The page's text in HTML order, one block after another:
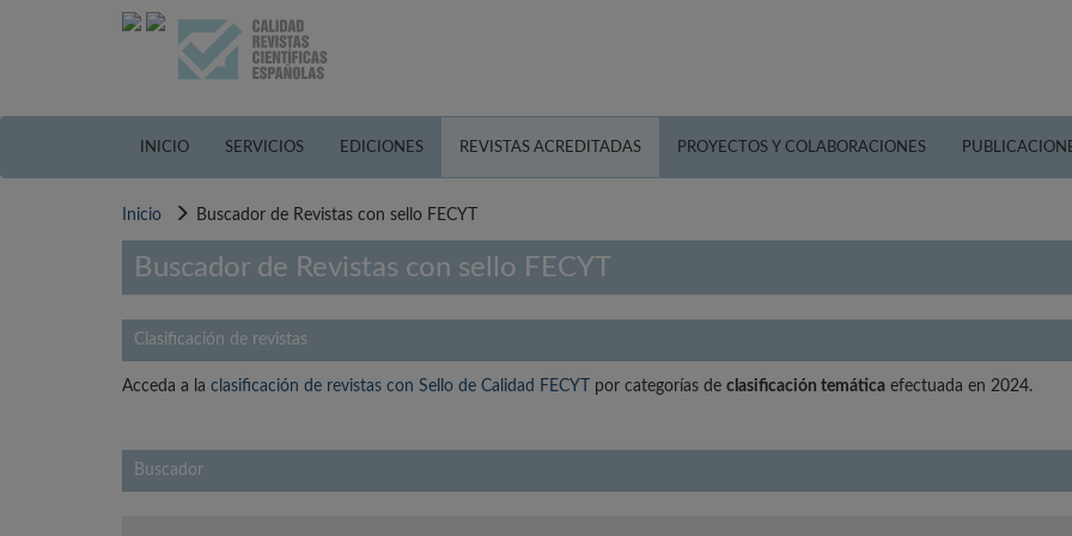
INICIO SERVICIOS EDICIONES REVISTAS ACREDITADAS PROYECTOS Y COLABORACIONES
Inicio Buscador de Revistas con sello FECYT
Buscador de Revistas con sello FECYT
Clasificación de revistas
Acceda a la clasificación de revistas con Sello de Calidad FECYT por categorías de clasificación temática efectuada en 2024.
Buscador